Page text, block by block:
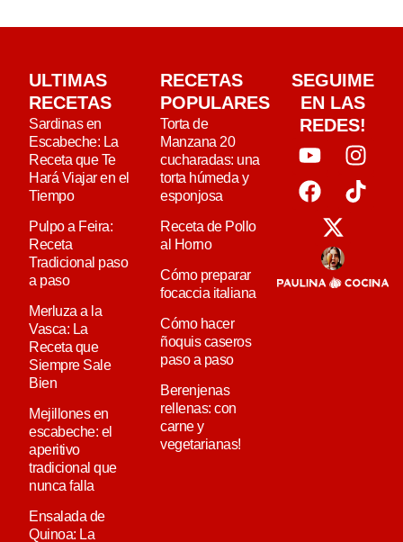
ULTIMAS
RECETAS
Sardinas en
Escabeche: La
Receta que Te
Hará Viajar en el
Tiempo
Pulpo a Feira:
Receta
Tradicional paso
a paso
Merluza a la
Vasca: La
Receta que
Siempre Sale
Bien
Mejillones en
escabeche: el
aperitivo
tradicional que
nunca falla
Ensalada de
Quinoa: La
RECETAS
POPULARES
Torta de
Manzana 20
cucharadas: una
torta húmeda y
esponjosa
Receta de Pollo
al Horno
Cómo preparar
focaccia italiana
Cómo hacer
ñoquis caseros
paso a paso
Berenjenas
rellenas: con
carne y
vegetarianas!
SEGUIME
EN LAS
REDES!